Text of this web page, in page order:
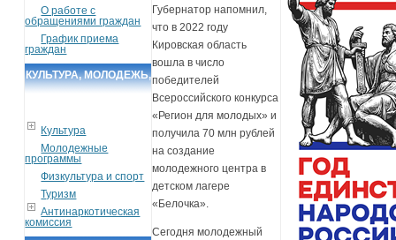
О работе с
обращениями граждан
График приема
граждан
КУЛЬТУРА, МОЛОДЕЖЬ,
Культура
Молодежные
программы
Физкультура и спорт
Туризм
Антинаркотическая
комиссия
Губернатор напомнил,
что в 2022 году
Кировская область
вошла в число
победителей
Всероссийского конкурса
«Регион для молодых» и
получила 70 млн рублей
на создание
молодежного центра в
детском лагере
«Белочка».
Сегодня молодежный